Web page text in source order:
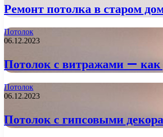
Ремонт потолка в старом
Потолок
06.12.2023
Потолок с витражами — как
Потолок
06.12.2023
Потолок с гипсовыми